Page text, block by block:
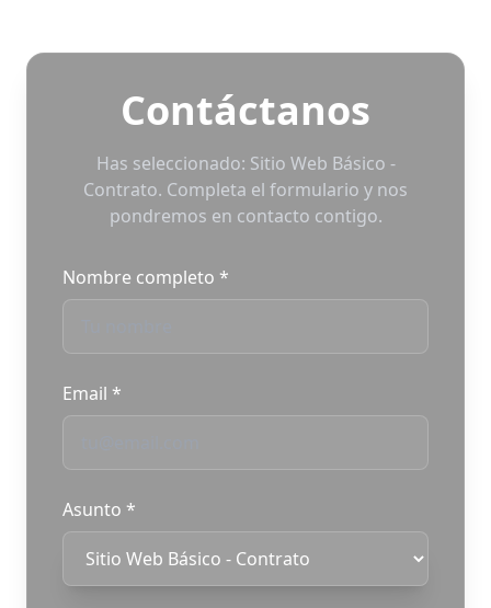
Contáctanos
Has seleccionado: Sitio Web Básico -
Contrato. Completa el formulario y nos
pondremos en contacto contigo.
Nombre completo *
Email *
Asunto *